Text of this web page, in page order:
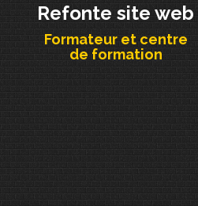
Refonte site web
Formateur et centre
de formation